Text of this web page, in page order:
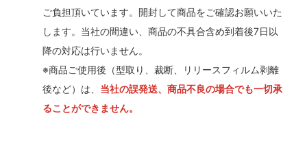
ご負担頂いています。開封して商品をご確認お願いいた
します。当社の間違い、商品の不具合含め到着後7日以
降の対応は行いません。
※商品ご使用後（型取り、裁断、リリースフィルム剥離
後など）は、 当社の誤発送、商品不良の場合でも一切承
ることができません。